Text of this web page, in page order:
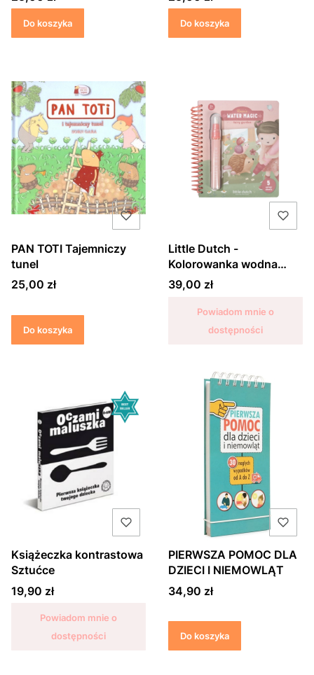
Do koszyka Do koszyka
PAN TOTI Tajemniczy
tunel
Cena
25,00 zł
Do koszyka
Little Dutch -
Kolorowanka wodna
Rosa & Friends
Cena
39,00 zł
Powiadom mnie o
dostępności
Książeczka kontrastowa
Sztućce
Cena
19,90 zł
Powiadom mnie o
dostępności
PIERWSZA POMOC DLA
DZIECI I NIEMOWLĄT
Cena
34,90 zł
Do koszyka